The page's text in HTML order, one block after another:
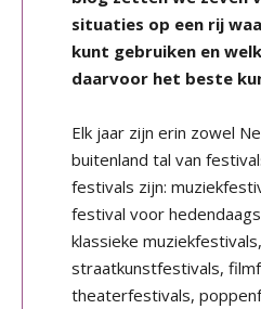
situaties op een rij
kunt gebruiken en
daarvoor het beste
Elk jaar zijn erin zowel
buitenland tal van
festivals zijn:
festival voor
klassieke muziekfestivals,
straatkunstfestivals,
theaterfestivals,